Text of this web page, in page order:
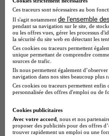
BTS Dietetique en
BTS Mco en alternance
BTS Pi en alternance
BTS Sp3s en alternance
Master CCA en alternance
BTS Ndrc en alternance
BTS Sam en alternance
Cap Fleuriste en alternance
BTS Sio en alternance
MSc Marketing Digital en
BTS Gpme en alternance
BTS Gpn en alternance
BTS Domotique en
BAC Pro Agora en
Ces traceurs sont nécessaires au bon
Il s'agit notamment de l'ensemble
pendant sa navigation sur le site, de
ou les offres vues, gérer les processus
la sécurité du site web en détectant les
Ces cookies ou traceurs permettent
unique permettant de comprendre
sources de trafic.
Ils nous permettent également
navigation dans nos sites beaucoup plus
Ces cookies ou traceurs permettent
personnalisée des offres d'emploi ou de
Cookies publicitaires
Avec votre accord , nous et nos
proposer des publicités pour des offres
trouver rapidement un emploi ou une